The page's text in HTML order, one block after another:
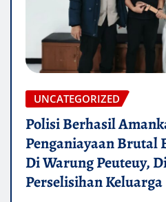
UNCATEGORIZED
Polisi Berhasil
Penganiayaan Brutal
Di Warung Peuteuy,
Perselisihan Keluarga